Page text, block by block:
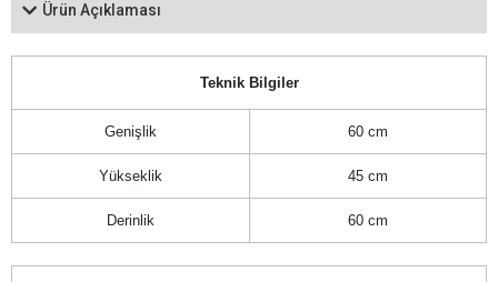
Ürün Açıklaması
Teknik Bilgiler
Genişlik 60 cm
Yükseklik 45 cm
Derinlik 60 cm